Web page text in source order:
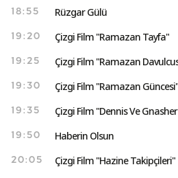
18:55 Rüzgar Gülü
19:20 Çizgi Film "Ramazan Tayfa"
19:25 Çizgi Film "Ramazan
19:30 Çizgi Film "Ramazan Güncesi"
19:35 Çizgi Film "Dennis Ve
19:50 Haberin Olsun
20:05 Çizgi Film "Hazine Takipçileri"